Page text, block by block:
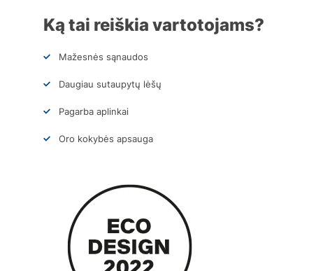
Ką tai reiškia vartotojams?
Mažesnės sąnaudos
Daugiau sutaupytų lėšų
Pagarba aplinkai
Oro kokybės apsauga